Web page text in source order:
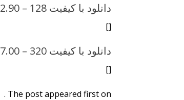
دانلود با کیفیت 128 – 2.90 مگابایت
[]
دانلود با کیفیت 320 – 7.00 مگابایت
[]
The post appeared first on .